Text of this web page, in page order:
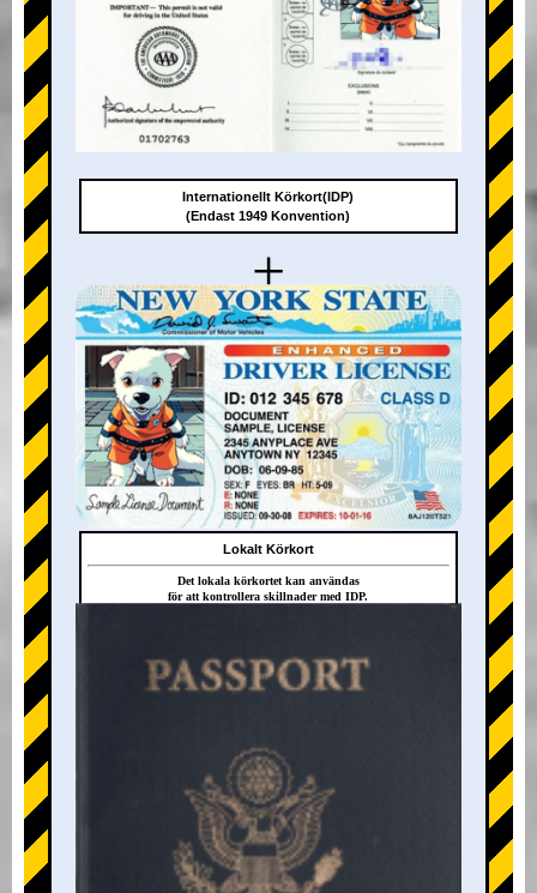
+
+
Internationellt Körkort(IDP)
(Endast 1949 Konvention)
Lokalt Körkort
Det lokala körkortet kan användas
för att kontrollera skillnader med IDP.